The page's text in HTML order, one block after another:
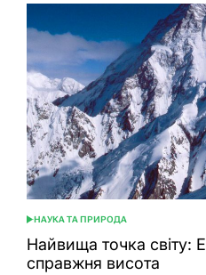
ОПУБЛІКУВАТИ
У
НАУКА ТА ПРИРОДА
Найвища точка світу:
справжня висота